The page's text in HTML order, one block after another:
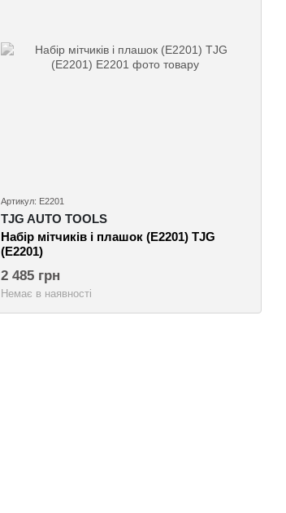
Артикул: E2201
TJG AUTO TOOLS
Набір мітчиків і плашок (E2201) TJG
(E2201)
2 485 грн
Немає в наявності